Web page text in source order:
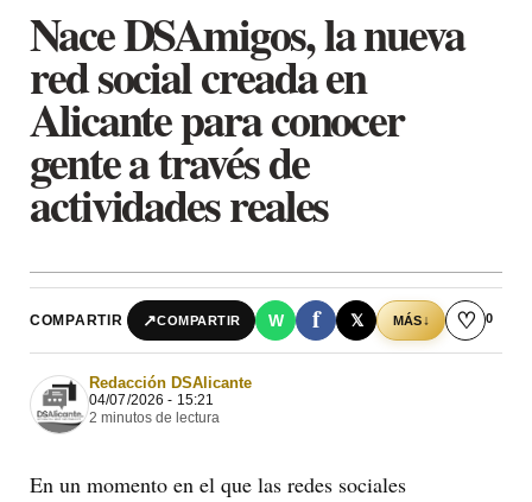
Nace DSAmigos, la nueva
red social creada en
Alicante para conocer
gente a través de
actividades reales
COMPARTIR ↗COMPARTIR W f 𝕏 MÁS↓ ♡ 0
Redacción DSAlicante
04/07/2026 - 15:21
2 minutos de lectura
En un momento en el que las redes sociales